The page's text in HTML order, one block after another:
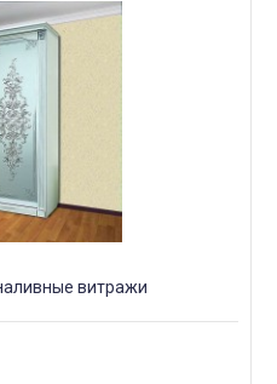
витражи